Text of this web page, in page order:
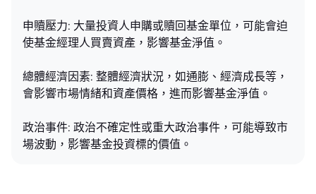
申贖壓力: 大量投資人申購或贖回基金單位，可能會迫
使基金經理人買賣資產，影響基金淨值。
總體經濟因素: 整體經濟狀況，如通膨、經濟成長等，
會影響市場情緒和資產價格，進而影響基金淨值。
政治事件: 政治不確定性或重大政治事件，可能導致市
場波動，影響基金投資標的價值。